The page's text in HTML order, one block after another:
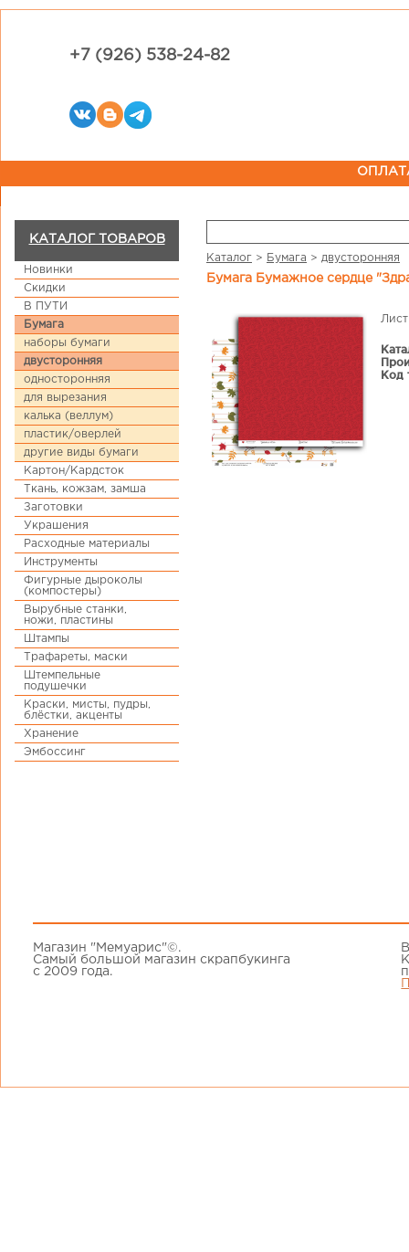
+7 (926) 538-24-82
КАТАЛОГ ТОВАРОВ
Новинки
Скидки
В ПУТИ
Бумага
наборы бумаги
двусторонняя
односторонняя
для вырезания
калька (веллум)
пластик/оверлей
другие виды бумаги
Картон/Кардсток
Ткань, кожзам, замша
Заготовки
Украшения
Расходные материалы
Инструменты
Фигурные дыроколы
(компостеры)
Вырубные станки,
ножи, пластины
Штампы
Трафареты, маски
Штемпельные
подушечки
Краски, мисты, пудры,
блёстки, акценты
Хранение
Эмбоссинг
Каталог > Бумага > двусторонняя
Бумага Бумажное сердце
Код
Магазин "Мемуарис"©.
Самый большой магазин скрапбукинга
с 2009 года.